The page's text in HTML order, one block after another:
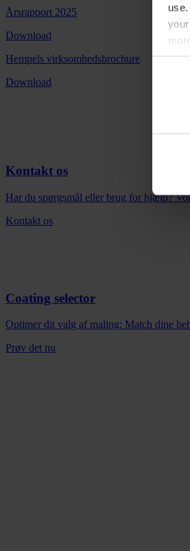
Årsrapport 2025
Download
Hempels virksomhedsbrochure
Download
Kontakt os
Har du spørgsmål eller brug for hjælp?
Kontakt os
Coating selector
Optimer dit valg af maling: Match dine
Prøv det nu